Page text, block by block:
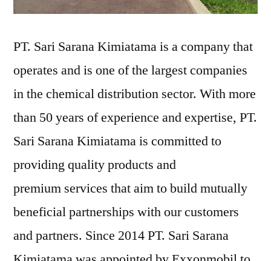
PT. Sari Sarana Kimiatama is a company that
operates and is one of the largest companies
in the chemical distribution sector. With more
than 50 years of experience and expertise, PT.
Sari Sarana Kimiatama is committed to
providing quality products and
premium services that aim to build mutually
beneficial partnerships with our customers
and partners. Since 2014 PT. Sari Sarana